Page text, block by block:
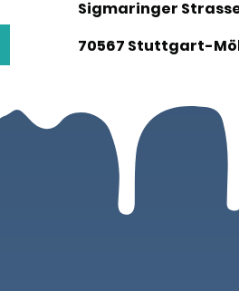
Sigmaringer
70567 Stuttgart-